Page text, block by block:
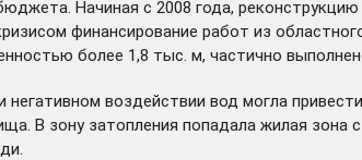
Начиная с 2008 года,
финансирование работ из
более 1,8 тыс. м, частично
негативном воздействии вод могла
В зону затопления попадала жилая